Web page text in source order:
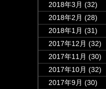
2018年3月 (32)
2018年2月 (28)
2018年1月 (31)
2017年12月 (32)
2017年11月 (30)
2017年10月 (32)
2017年9月 (30)